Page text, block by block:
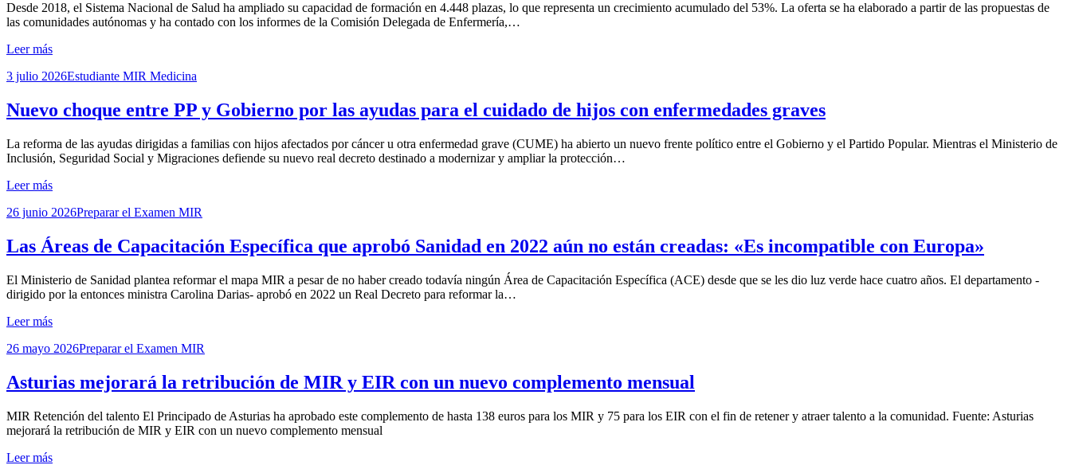
porExamen MIR
Desde 2018, el Sistema Nacional de Salud ha ampliado su capacidad de formación en 4.448 plazas, lo que representa un crecimiento acumulado del 53%. La oferta se ha elaborado a partir de las propuestas de
las comunidades autónomas y ha contado con los informes de la Comisión Delegada de Enfermería,…
Leer más
Publicada
3 julio 2026Estudiante MIR Medicina
Nuevo choque entre PP y Gobierno por las ayudas para el cuidado de hijos con enfermedades graves
porExamen MIR
La reforma de las ayudas dirigidas a familias con hijos afectados por cáncer u otra enfermedad grave (CUME) ha abierto un nuevo frente político entre el Gobierno y el Partido Popular. Mientras el Ministerio de
Inclusión, Seguridad Social y Migraciones defiende su nuevo real decreto destinado a modernizar y ampliar la protección…
Leer más
Publicada
26 junio 2026Preparar el Examen MIR
Las Áreas de Capacitación Específica que aprobó Sanidad en 2022 aún no están creadas: «Es incompatible con Europa»
porExamen MIR
El Ministerio de Sanidad plantea reformar el mapa MIR a pesar de no haber creado todavía ningún Área de Capacitación Específica (ACE) desde que se les dio luz verde hace cuatro años. El departamento -
dirigido por la entonces ministra Carolina Darias- aprobó en 2022 un Real Decreto para reformar la…
Leer más
Publicada
26 mayo 2026Preparar el Examen MIR
Asturias mejorará la retribución de MIR y EIR con un nuevo complemento mensual
porExamen MIR
MIR Retención del talento El Principado de Asturias ha aprobado este complemento de hasta 138 euros para los MIR y 75 para los EIR con el fin de retener y atraer talento a la comunidad. Fuente: Asturias
mejorará la retribución de MIR y EIR con un nuevo complemento mensual
Leer más